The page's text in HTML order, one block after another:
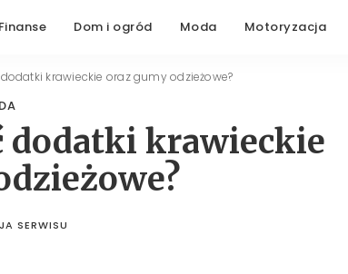
Dom i ogród Moda Motoryzacja
krawieckie oraz gumy odzieżowe?
dodatki krawieckie
SERWISU